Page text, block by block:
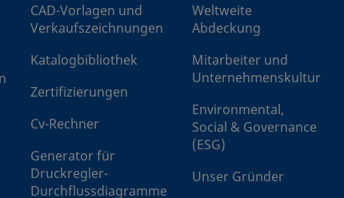
3/8 Zoll
Rohrverschraubung
12 mm
Rohrverschraubung
CAD-Vorlagen und
Verkaufszeichnungen
Katalogbibliothek
Zertifizierungen
Cv-Rechner
Generator für
Druckregler-
Durchflussdiagramme
Weltweite
Abdeckung
Mitarbeiter und
Unternehmenskultur
Environmental,
Social & Governance
(ESG)
Unser Gründer